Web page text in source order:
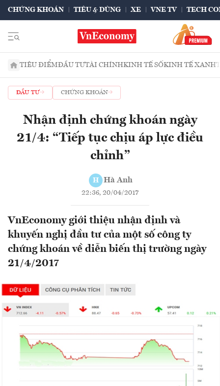
CHỨNG KHOÁN TIÊU & DÙNG XE VNE TV TECH
TIÊU ĐIỂMĐẦU TƯTÀI CHÍNHKINH TẾ SỐKINH TẾ XANH
ĐẦU TƯ CHỨNG KHOÁN
Nhận định chứng khoán ngày
21/4: “Tiếp tục chịu áp lực điều
chỉnh”
H Hà Anh
22:36, 20/04/2017
VnEconomy giới thiệu nhận định và
khuyến nghị đầu tư của một số công ty
chứng khoán về diễn biến thị trường ngày
21/4/2017